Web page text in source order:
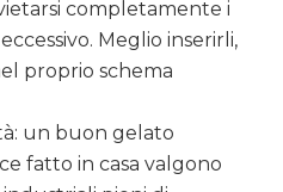
completamente i
Meglio inserirli,
proprio schema
un buon gelato
fatto in casa valgono